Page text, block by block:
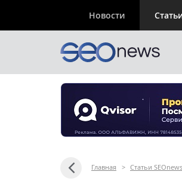
Новости
Главная > Статьи SEOnews